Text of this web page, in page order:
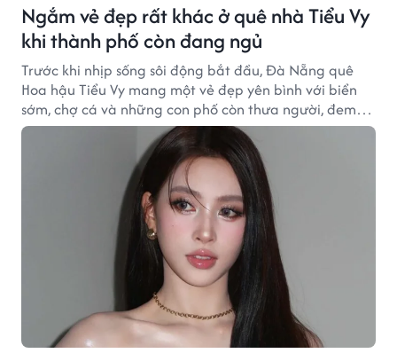
Ngắm vẻ đẹp rất khác ở quê nhà Tiểu Vy
khi thành phố còn đang ngủ
Trước khi nhịp sống sôi động bắt đầu, Đà Nẵng quê
Hoa hậu Tiểu Vy mang một vẻ đẹp yên bình với biển
sớm, chợ cá và những con phố còn thưa người, đem
đến trải nghiệm rất khác cho du khách.